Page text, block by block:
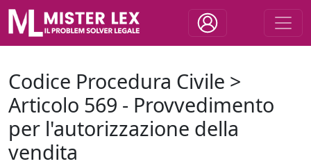
Codice Procedura Civile >
Articolo 569 - Provvedimento
per l'autorizzazione della
vendita